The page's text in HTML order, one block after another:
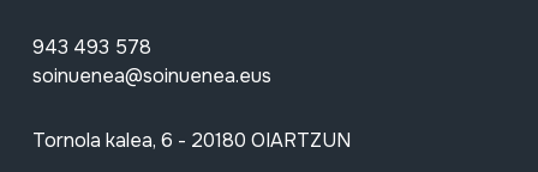
943 493 578
soinuenea@soinuenea.eus
Tornola kalea, 6 - 20180 OIARTZUN